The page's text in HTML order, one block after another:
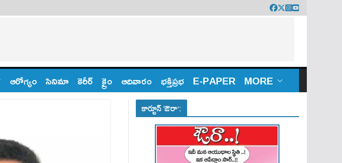
ఆరోగ్యం సినిమా కెరీర్ క్రైం ఆదివారం భక్తిప్రభ E-PAPER MORE
కార్టూన్ ‘ఔరా’: